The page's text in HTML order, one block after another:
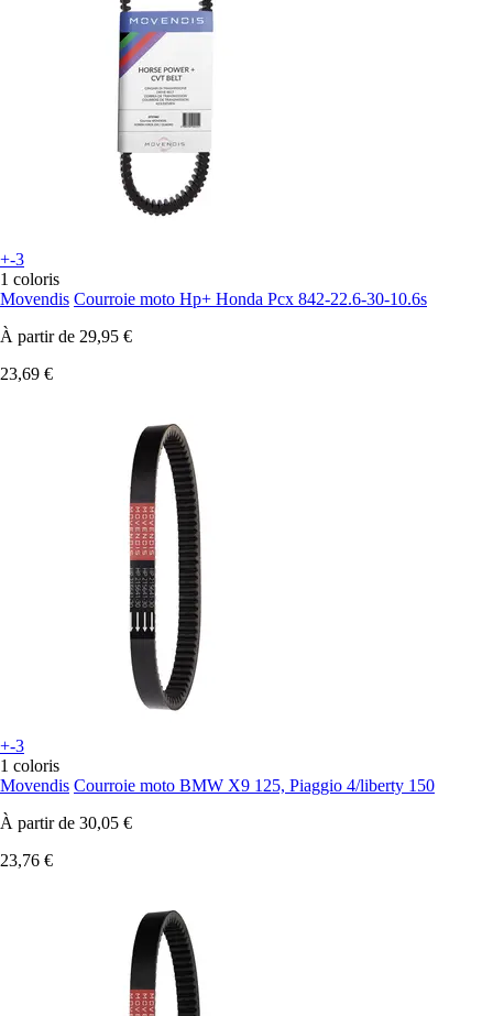
+-3
1 coloris
Movendis Courroie moto Hp+ Honda Pcx 842-22.6-30-10.6s
À partir de 29,95 €
23,69 €
+-3
1 coloris
Movendis Courroie moto BMW X9 125, Piaggio 4/liberty 150
À partir de 30,05 €
23,76 €